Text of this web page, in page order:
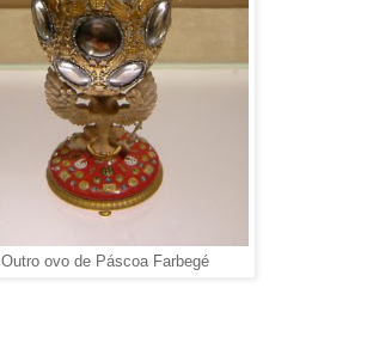
Outro ovo de Páscoa Farbegé